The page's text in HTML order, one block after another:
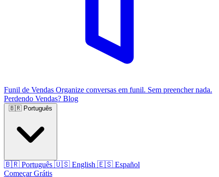
Funil de Vendas Organize conversas em funil. Sem preencher nada.
Perdendo Vendas? Blog
🇧🇷 Português
🇧🇷 Português 🇺🇸 English 🇪🇸 Español
Começar Grátis